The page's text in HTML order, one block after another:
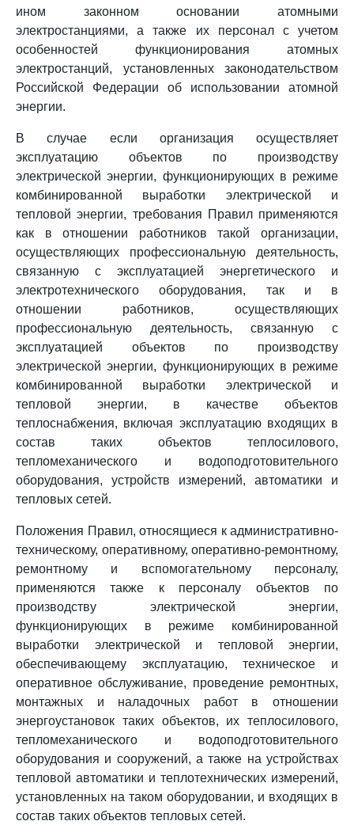
ином законном основании атомными
электростанциями, а также их персонал с учетом
особенностей функционирования атомных
электростанций, установленных законодательством
Российской Федерации об использовании атомной
энергии.
В случае если организация осуществляет
эксплуатацию объектов по производству
электрической энергии, функционирующих в режиме
комбинированной выработки электрической и
тепловой энергии, требования Правил применяются
как в отношении работников такой организации,
осуществляющих профессиональную деятельность,
связанную с эксплуатацией энергетического и
электротехнического оборудования, так и в
отношении работников, осуществляющих
профессиональную деятельность, связанную с
эксплуатацией объектов по производству
электрической энергии, функционирующих в режиме
комбинированной выработки электрической и
тепловой энергии, в качестве объектов
теплоснабжения, включая эксплуатацию входящих в
состав таких объектов теплосилового,
тепломеханического и водоподготовительного
оборудования, устройств измерений, автоматики и
тепловых сетей.
Положения Правил, относящиеся к административно-
техническому, оперативному, оперативно-ремонтному,
ремонтному и вспомогательному персоналу,
применяются также к персоналу объектов по
производству электрической энергии,
функционирующих в режиме комбинированной
выработки электрической и тепловой энергии,
обеспечивающему эксплуатацию, техническое и
оперативное обслуживание, проведение ремонтных,
монтажных и наладочных работ в отношении
энергоустановок таких объектов, их теплосилового,
тепломеханического и водоподготовительного
оборудования и сооружений, а также на устройствах
тепловой автоматики и теплотехнических измерений,
установленных на таком оборудовании, и входящих в
состав таких объектов тепловых сетей.